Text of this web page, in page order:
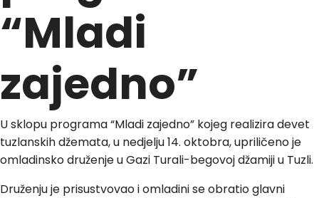
“Mladi
zajedno”
U sklopu programa “Mladi zajedno” kojeg realizira devet
tuzlanskih džemata, u nedjelju 14. oktobra, upriličeno je
omladinsko druženje u Gazi Turali-begovoj džamiji u Tuzli.
Druženju je prisustvovao i omladini se obratio glavni